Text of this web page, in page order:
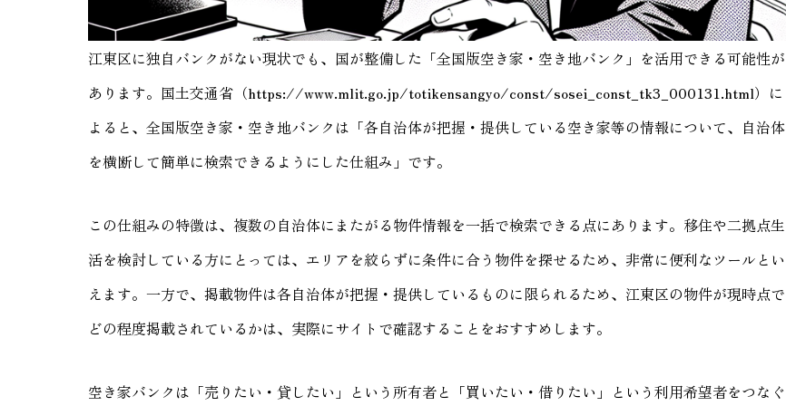
江東区に独自バンクがない現状でも、国が整備した「全国版空き家・空き地バンク」を活用できる可能性が
あります。国土交通省（https://www.mlit.go.jp/totikensangyo/const/sosei_const_tk3_000131.html）に
よると、全国版空き家・空き地バンクは「各自治体が把握・提供している空き家等の情報について、自治体
を横断して簡単に検索できるようにした仕組み」です。
この仕組みの特徴は、複数の自治体にまたがる物件情報を一括で検索できる点にあります。移住や二拠点生
活を検討している方にとっては、エリアを絞らずに条件に合う物件を探せるため、非常に便利なツールとい
えます。一方で、掲載物件は各自治体が把握・提供しているものに限られるため、江東区の物件が現時点で
どの程度掲載されているかは、実際にサイトで確認することをおすすめします。
空き家バンクは「売りたい・貸したい」という所有者と「買いたい・借りたい」という利用希望者をつなぐ